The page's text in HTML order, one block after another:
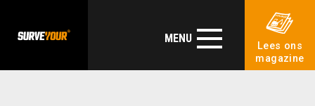
MENU
Lees ons
magazine